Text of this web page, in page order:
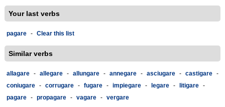
Your last verbs
pagare - Clear this list
Similar verbs
allagare - allegare - allungare - annegare - asciugare - castigare -
coniugare - corrugare - fugare - impiegare - legare - litigare -
pagare - propagare - vagare - vergare